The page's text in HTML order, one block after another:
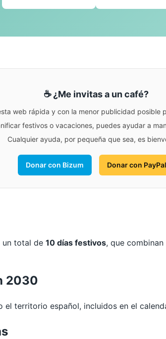
☕ ¿Me invitas a un café?
web rápida y con la menor publicidad posible
festivos o vacaciones, puedes ayudar a
Cualquier ayuda, por pequeña que sea, es
Donar con Bizum Donar con PayPal
un total de 10 días festivos, que
2030
territorio español, incluidos en el